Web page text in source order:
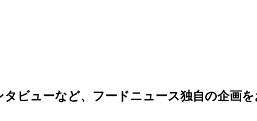
ビューなど、フードニュース独自の企画を